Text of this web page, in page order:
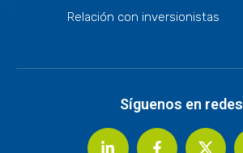
Relación con inversionistas
Síguenos en redes